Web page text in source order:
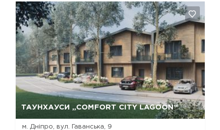
ТАУНХАУСИ „COMFORT CITY LAGOON“
м. Дніпро, вул. Гаванська, 9
Так, видалити